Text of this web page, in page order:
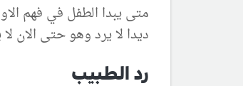
متى يبدا الطفل في فهم
ديدا لا يرد وهو حتى الان لا يتكلم اي
رد الطبيب